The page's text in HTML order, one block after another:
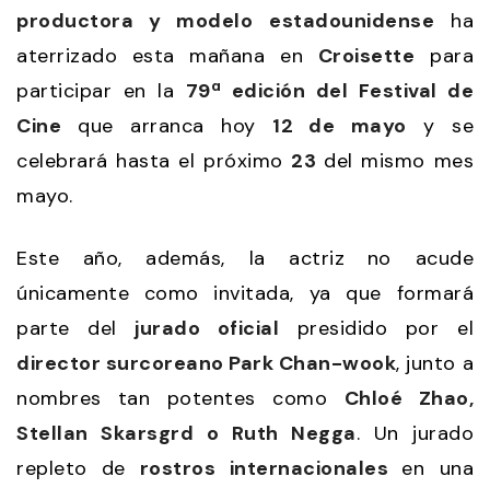
productora y modelo
estadounidense ha
aterrizado esta mañana en Croisette para
participar en la 79ª edición del Festival de
Cine que arranca hoy 12 de mayo y se
celebrará hasta el próximo 23 del mismo mes
mayo.
Este año, además, la actriz
no acude
únicamente como invitada, ya que formará
parte del jurado oficial presidido por el
director surcoreano Park Chan-wook, junto a
nombres tan potentes como Chloé Zhao,
Stellan Skarsgrd o Ruth Negga. Un jurado
repleto de rostros internacionales en una